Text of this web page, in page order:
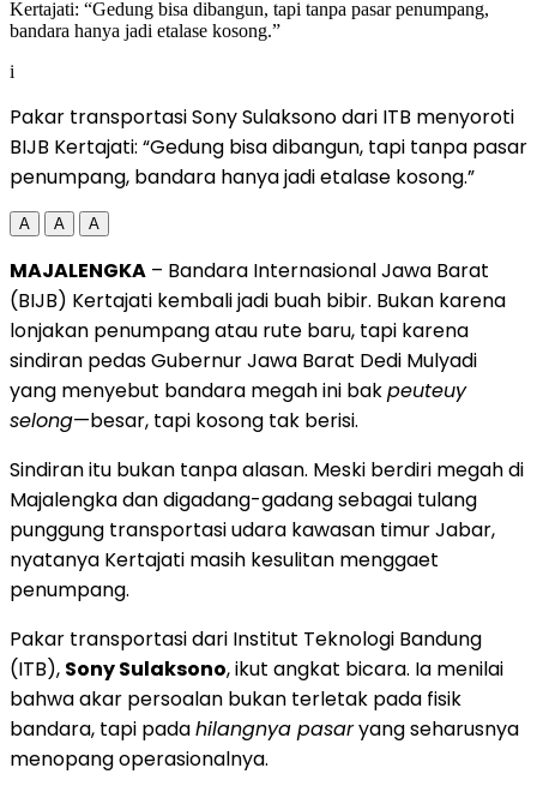
i
Pakar transportasi Sony Sulaksono dari ITB menyoroti
BIJB Kertajati: “Gedung bisa dibangun, tapi tanpa pasar
penumpang, bandara hanya jadi etalase kosong.”
A A A
MAJALENGKA – Bandara Internasional Jawa Barat
(BIJB) Kertajati kembali jadi buah bibir. Bukan karena
lonjakan penumpang atau rute baru, tapi karena
sindiran pedas Gubernur Jawa Barat Dedi Mulyadi
yang menyebut bandara megah ini bakpeuteuy
selong—besar, tapi kosong tak berisi.
Sindiran itu bukan tanpa alasan. Meski berdiri megah di
Majalengka dan digadang-gadang sebagai tulang
punggung transportasi udara kawasan timur Jabar,
nyatanya Kertajati masih kesulitan menggaet
penumpang.
Pakar transportasi dari Institut Teknologi Bandung
(ITB), Sony Sulaksono, ikut angkat bicara. Ia menilai
bahwa akar persoalan bukan terletak pada fisik
bandara, tapi padahilangnya pasaryang seharusnya
menopang operasionalnya.